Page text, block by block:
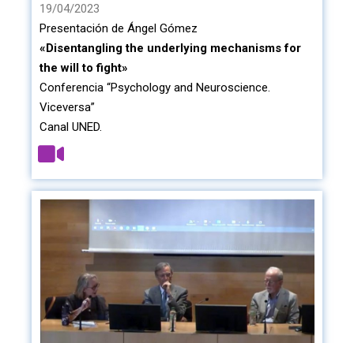
19/04/2023
Presentación de Ángel Gómez
«Disentangling the underlying mechanisms for
the will to fight»
Conferencia “Psychology and Neuroscience.
Viceversa”
Canal UNED.